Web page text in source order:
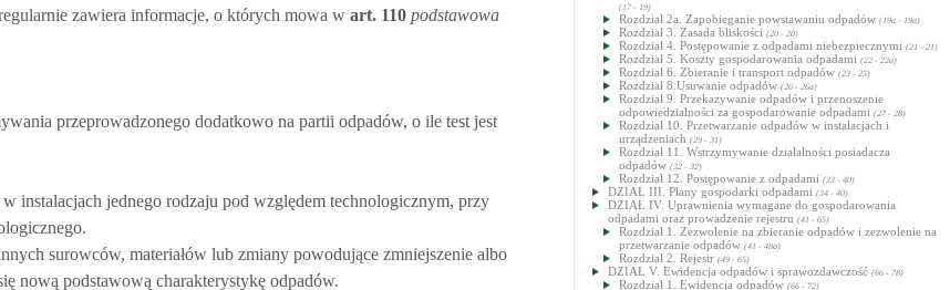
zawiera informacje, o których mowa w art. 110 podstawowa
przeprowadzonego dodatkowo na partii odpadów, o ile test jest
instalacjach jednego rodzaju pod względem technologicznym, przy
surowców, materiałów lub zmiany powodujące zmniejszenie albo
nową podstawową charakterystykę odpadów.
(17 - 19)
Rozdział 2a. Zapobieganie powstawaniu odpadów (19a - 19a)
Rozdział 3. Zasada bliskości (20 - 20)
Rozdział 4. Postępowanie z odpadami niebezpiecznymi (21 - 21)
Rozdział 5. Koszty gospodarowania odpadami (22 - 22a)
Rozdział 6. Zbieranie i transport odpadów (23 - 25)
Rozdział 8.Usuwanie odpadów (26 - 26a)
Rozdział 9. Przekazywanie odpadów i przenoszenie
odpowiedzialności za gospodarowanie odpadami (27 - 28)
Rozdział 10. Przetwarzanie odpadów w instalacjach i
urządzeniach (29 - 31)
Rozdział 11. Wstrzymywanie działalności posiadacza
odpadów (32 - 32)
Rozdział 12. Postępowanie z odpadami (33 - 40)
DZIAŁ III. Plany gospodarki odpadami (34 - 40)
DZIAŁ IV. Uprawnienia wymagane do gospodarowania
odpadami oraz prowadzenie rejestru (41 - 65)
Rozdział 1. Zezwolenie na zbieranie odpadów i zezwolenie na
przetwarzanie odpadów (41 - 48a)
Rozdział 2. Rejestr (49 - 65)
DZIAŁ V. Ewidencja odpadów i sprawozdawczość (66 - 78)
Rozdział 1. Ewidencja odpadów (66 - 72)